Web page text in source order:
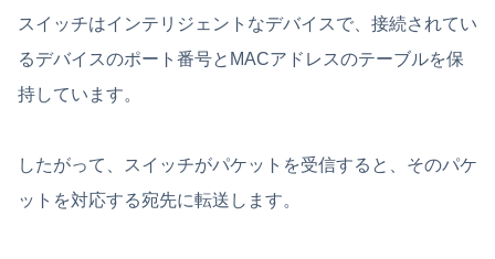
スイッチはインテリジェントなデバイスで、接続されてい
るデバイスのポート番号とMACアドレスのテーブルを保
持しています。
したがって、スイッチがパケットを受信すると、そのパケ
ットを対応する宛先に転送します。